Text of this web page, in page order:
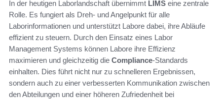
In der heutigen Laborlandschaft übernimmt LIMS eine zentrale
Rolle. Es fungiert als Dreh- und Angelpunkt für alle
Laborinformationen und unterstützt Labore dabei, ihre Abläufe
effizient zu steuern. Durch den Einsatz eines Labor
Management Systems können Labore ihre Effizienz
maximieren und gleichzeitig die Compliance-Standards
einhalten. Dies führt nicht nur zu schnelleren Ergebnissen,
sondern auch zu einer verbesserten Kommunikation zwischen
den Abteilungen und einer höheren Zufriedenheit bei